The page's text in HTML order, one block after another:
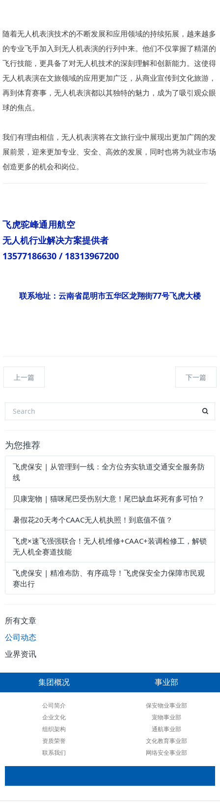
随着无人机表演技术的不断发展和应用领域的持续拓展，越来越多
的专业飞手加入到无人机表演的行列中来。他们不仅掌握了精湛的
飞行技能，更具备了对无人机技术的深刻理解和创新能力。这使得
无人机表演在文旅领域的应用更加广泛，从商业宣传到文化旅游，
再到体育赛事，无人机表演都以其独特的魅力，成为了吸引观众眼
球的焦点。
我们有理由相信，无人机表演将在文旅行业中展现出更加广阔的发
展前景，迎来更加专业、安全、高效的发展，同时也将为就业市场
创造更多的机会和岗位。
飞虎驼峰通用航空
无人机行业解决方案提供者
13577186630 / 18313967200
联系地址：云南省昆明市五华区龙翔街77号飞虎大楼
上一篇 下一篇
为您推荐
飞虎保安 | 从管理到一线：全方位夯实轨道交通安全服务防
线
贝康宠物 | 猫咪尾巴受伤别大意！尾巴缺血坏死有多可怕？
暑假花20天考个CAAC无人机执照！到底值不值？
飞虎×速飞强强联合！无人机维修+CAAC+装调检修工，解锁
无人机全赛道技能
飞虎保安 | 精准布防、有序疏导！飞虎保安全力保障市民观
赛出行
所有文章
公司动态
业界资讯
集团概况
公司简介
企业文化
组织架构
资质荣誉
联系我们
事业部
保安物业事业部
宠物事业部
通航事业部
文化教育事业部
网络安全事业部